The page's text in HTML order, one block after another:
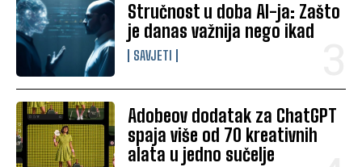
Stručnost u doba AI-ja: Zašto
je danas važnija nego ikad
SAVJETI
Adobeov dodatak za ChatGPT
spaja više od 70 kreativnih
alata u jedno sučelje